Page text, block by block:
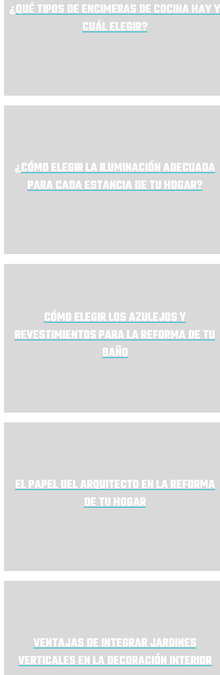
¿QUÉ TIPOS DE ENCIMERAS DE COCINA HAY Y
CUÁL ELEGIR?
¿CÓMO ELEGIR LA ILUMINACIÓN ADECUADA
PARA CADA ESTANCIA DE TU HOGAR?
CÓMO ELEGIR LOS AZULEJOS Y
REVESTIMIENTOS PARA LA REFORMA DE TU
BAÑO
EL PAPEL DEL ARQUITECTO EN LA REFORMA
DE TU HOGAR
VENTAJAS DE INTEGRAR JARDINES
VERTICALES EN LA DECORACIÓN INTERIOR